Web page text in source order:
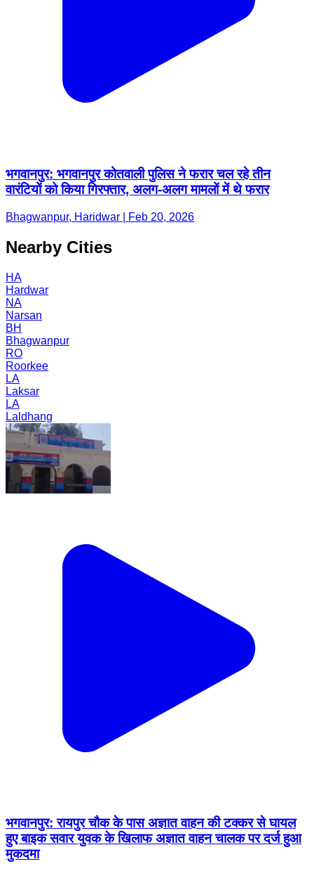
भगवानपुर: भगवानपुर कोतवाली पुलिस ने फरार चल रहे तीन
वारंटियों को किया गिरफ्तार, अलग-अलग मामलों में थे फरार
Bhagwanpur, Haridwar | Feb 20, 2026
Nearby Cities
HA
Hardwar
NA
Narsan
BH
Bhagwanpur
RO
Roorkee
LA
Laksar
LA
Laldhang
भगवानपुर: रायपुर चौक के पास अज्ञात वाहन की टक्कर से घायल
हुए बाइक सवार युवक के खिलाफ अज्ञात वाहन चालक पर दर्ज हुआ
मुकदमा